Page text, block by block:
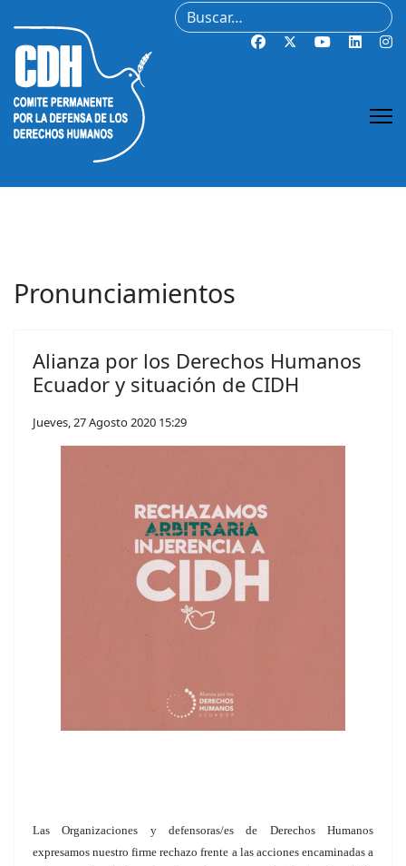
Buscar
Pronunciamientos
Alianza por los Derechos Humanos
Ecuador y situación de CIDH
Jueves, 27 Agosto 2020 15:29
Las Organizaciones y defensoras/es de Derechos Humanos
expresamos nuestro firme rechazo frente a las acciones encaminadas a